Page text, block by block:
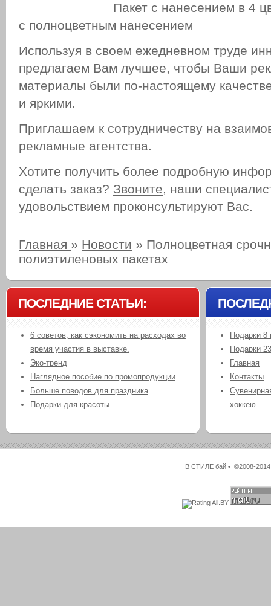
Пакет с нанесением в 4
с полноцветным нанесением
Используя в своем ежедневном труде
предлагаем Вам лучшее, чтобы Ваши
материалы были по-настоящему
и яркими.
Приглашаем к сотрудничеству на
рекламные агентства.
Хотите получить более подробную
сделать заказ? Звоните, наши
удовольствием проконсультируют Вас.
Главная » Новости » Полноцветная
полиэтиленовых пакетах
ПОСЛЕДНИЕ СТАТЬИ:
6 советов, как сэкономить на расходах во
время участия в выставке.
Эко-тренд
Наглядное пособие по промопродукции
Больше поводов для праздника
Подарки для красоты
Подарки 8
Подарки
Главная
Контакты
хоккею
В СТИЛЕ бай • ©2008-